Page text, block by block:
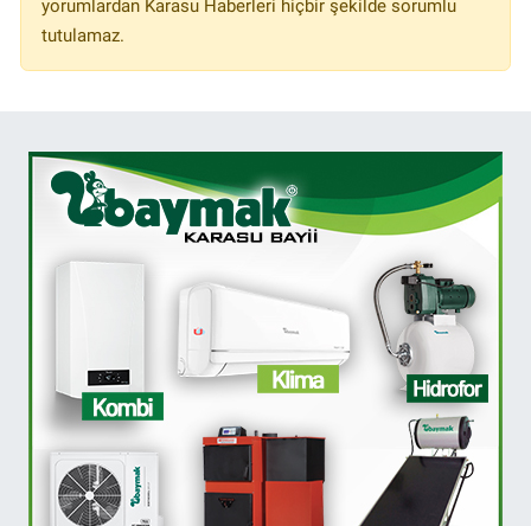
yorumlardan Karasu Haberleri hiçbir şekilde sorumlu
tutulamaz.